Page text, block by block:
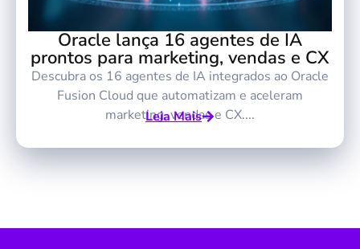
Oracle lança 16 agentes de IA
prontos para marketing, vendas e CX
Descubra os 16 agentes de IA integrados ao Oracle
Fusion Cloud que automatizam e aceleram
marketing, vendas e CX....
Leia Mais